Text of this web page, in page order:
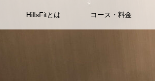
HillsFitとは コース・料金